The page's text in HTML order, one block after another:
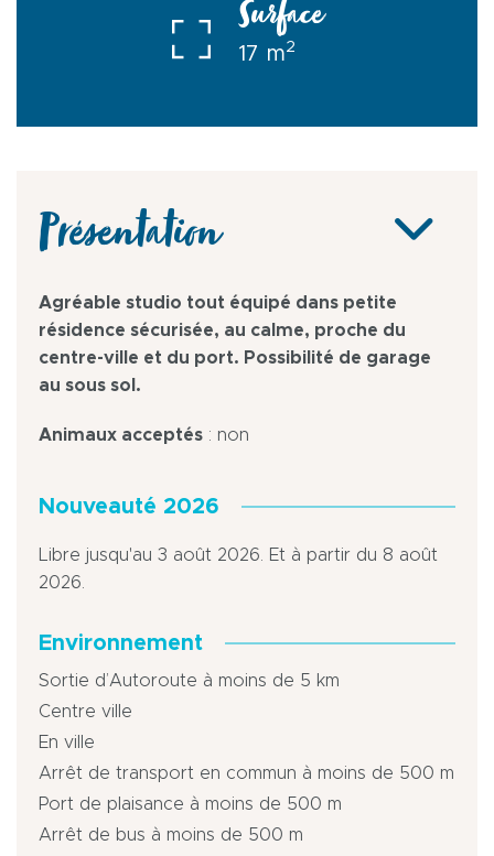
Surface
17 m2
Présentation
Agréable studio tout équipé dans petite
résidence sécurisée, au calme, proche du
centre-ville et du port. Possibilité de garage
au sous sol.
Animaux acceptés : non
Nouveauté 2026
Libre jusqu'au 3 août 2026. Et à partir du 8 août
2026.
Environnement
Sortie d’Autoroute à moins de 5 km
Centre ville
En ville
Arrêt de transport en commun à moins de 500 m
Port de plaisance à moins de 500 m
Arrêt de bus à moins de 500 m